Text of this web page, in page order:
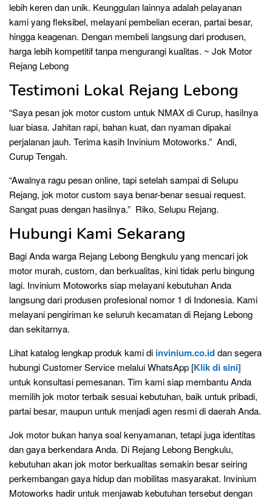
lebih keren dan unik. Keunggulan lainnya adalah pelayanan
kami yang fleksibel, melayani pembelian eceran, partai besar,
hingga keagenan. Dengan membeli langsung dari produsen,
harga lebih kompetitif tanpa mengurangi kualitas. ~ Jok Motor
Rejang Lebong
Testimoni Lokal Rejang Lebong
“Saya pesan jok motor custom untuk NMAX di Curup, hasilnya
luar biasa. Jahitan rapi, bahan kuat, dan nyaman dipakai
perjalanan jauh. Terima kasih Invinium Motoworks.” Andi,
Curup Tengah.
“Awalnya ragu pesan online, tapi setelah sampai di Selupu
Rejang, jok motor custom saya benar-benar sesuai request.
Sangat puas dengan hasilnya.” Riko, Selupu Rejang.
Hubungi Kami Sekarang
Bagi Anda warga Rejang Lebong Bengkulu yang mencari jok
motor murah, custom, dan berkualitas, kini tidak perlu bingung
lagi. Invinium Motoworks siap melayani kebutuhan Anda
langsung dari produsen profesional nomor 1 di Indonesia. Kami
melayani pengiriman ke seluruh kecamatan di Rejang Lebong
dan sekitarnya.
Lihat katalog lengkap produk kami di invinium.co.iddan segera
hubungi Customer Service melalui WhatsApp [Klik di sini]
untuk konsultasi pemesanan. Tim kami siap membantu Anda
memilih jok motor terbaik sesuai kebutuhan, baik untuk pribadi,
partai besar, maupun untuk menjadi agen resmi di daerah Anda.
Jok motor bukan hanya soal kenyamanan, tetapi juga identitas
dan gaya berkendara Anda. Di Rejang Lebong Bengkulu,
kebutuhan akan jok motor berkualitas semakin besar seiring
perkembangan gaya hidup dan mobilitas masyarakat. Invinium
Motoworks hadir untuk menjawab kebutuhan tersebut dengan